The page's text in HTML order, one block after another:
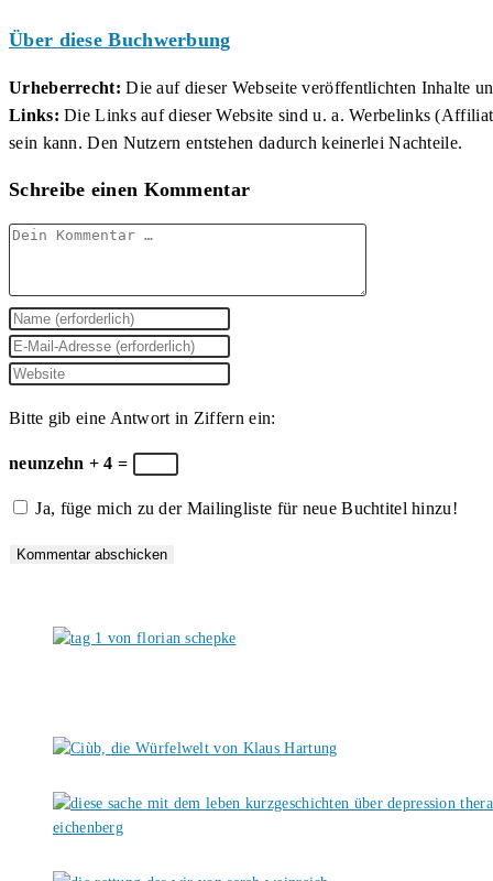
Über diese Buchwerbung
Urheberrecht: Die auf dieser Webseite veröffentlichten Inhalte
Links: Die Links auf dieser Website sind u. a. Werbelinks
sein kann. Den Nutzern entstehen dadurch keinerlei Nachteile.
Schreibe einen Kommentar
Kommentar
Gib
deinen
Namen
Benutzernamen
ein
Gib
deine
Mail-
Adresse
Kommentieren
Gib
Website-
(optional)
Bitte gib eine Antwort in Ziffern ein:
neunzehn + 4 =
Ja, füge mich zu der Mailingliste für neue Buchtitel hinzu!